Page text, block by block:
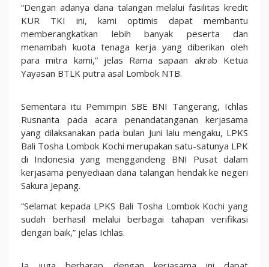
“Dengan adanya dana talangan melalui fasilitas kredit
KUR TKI ini, kami optimis dapat membantu
memberangkatkan lebih banyak peserta dan
menambah kuota tenaga kerja yang diberikan oleh
para mitra kami,” jelas Rama sapaan akrab Ketua
Yayasan BTLK putra asal Lombok NTB.
Sementara itu Pemimpin SBE BNI Tangerang, Ichlas
Rusnanta pada acara penandatanganan kerjasama
yang dilaksanakan pada bulan Juni lalu mengaku, LPKS
Bali Tosha Lombok Kochi merupakan satu-satunya LPK
di Indonesia yang menggandeng BNI Pusat dalam
kerjasama penyediaan dana talangan hendak ke negeri
Sakura Jepang.
“Selamat kepada LPKS Bali Tosha Lombok Kochi yang
sudah berhasil melalui berbagai tahapan verifikasi
dengan baik,” jelas Ichlas.